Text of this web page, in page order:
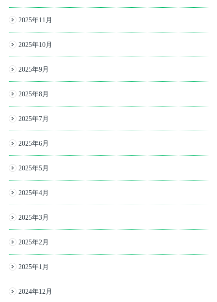
2025年11月
2025年10月
2025年9月
2025年8月
2025年7月
2025年6月
2025年5月
2025年4月
2025年3月
2025年2月
2025年1月
2024年12月